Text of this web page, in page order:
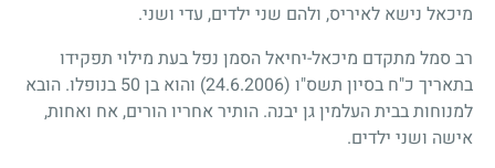
מיכאל נישא לאיריס, ולהם שני ילדים, עדי ושני.
רב סמל מתקדם מיכאל-יחיאל הסמן נפל בעת מילוי תפקידו
בתאריך כ"ח בסיון תשס"ו (24.6.2006)
והוא בן 50 בנופלו. הובא
למנוחות בבית העלמין גן יבנה. הותיר אחריו הורים, אח ואחות,
אישה ושני ילדים.